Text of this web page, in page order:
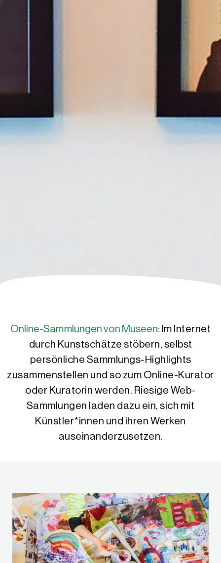
Online-Sammlungen von Museen: Im Internet
durch Kunstschätze stöbern, selbst
persönliche Sammlungs-Highlights
zusammenstellen und so zum Online-Kurator
oder Kuratorin werden. Riesige Web-
Sammlungen laden dazu ein, sich mit
Künstler*innen und ihren Werken
auseinanderzusetzen.